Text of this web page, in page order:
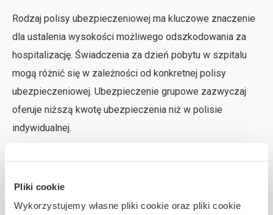
Pliki cookie
Wykorzystujemy własne pliki cookie oraz pliki cookie
Rodzaj polisy ubezpieczeniowej ma kluczowe znaczenie
dla ustalenia wysokości możliwego odszkodowania za
hospitalizację. Świadczenia za dzień pobytu w szpitalu
mogą różnić się w zależności od konkretnej polisy
ubezpieczeniowej. Ubezpieczenie grupowe zazwyczaj
oferuje niższą kwotę ubezpieczenia niż w polisie
indywidualnej.
ubezpieczenie, które zapewni nam najlepszą ochronę
finansową w razie hospitalizacji.